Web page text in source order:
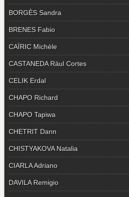
BORGÈS Sandra
BRENES Fabio
CAÏRIC Michèle
CASTANEDA Räul Cortes
CELIK Erdal
CHAPO Richard
CHAPO Tapiwa
CHETRIT Dann
CHISTYAKOVA Natalia
CIARLA Adriano
DAVILA Remigio